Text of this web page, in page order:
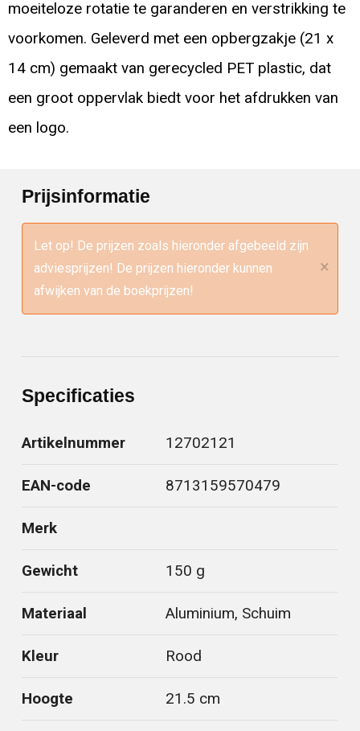
moeiteloze rotatie te garanderen en verstrikking te
voorkomen. Geleverd met een opbergzakje (21 x
14 cm) gemaakt van gerecycled PET plastic, dat
een groot oppervlak biedt voor het afdrukken van
een logo.
Prijsinformatie
Let op! De prijzen zoals hieronder afgebeeld zijn
adviesprijzen! De prijzen hieronder kunnen
afwijken van de boekprijzen!
×
Specificaties
Artikelnummer 12702121
EAN-code 8713159570479
Merk
Gewicht 150 g
Materiaal Aluminium, Schuim
Kleur Rood
Hoogte 21.5 cm